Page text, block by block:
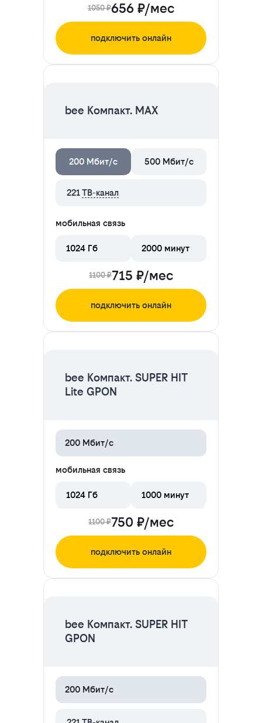
1050 ₽656 ₽/мес
подключить онлайн
bee Компакт. MAX
200 Мбит/с 500 Мбит/с
221ТВ-канал
мобильная связь
1024 Гб 2000 минут
1100 ₽715 ₽/мес
подключить онлайн
bee Компакт. SUPER HIT
Lite GPON
200 Мбит/с
мобильная связь
1024 Гб 1000 минут
1100 ₽750 ₽/мес
подключить онлайн
bee Компакт. SUPER HIT
GPON
200 Мбит/с